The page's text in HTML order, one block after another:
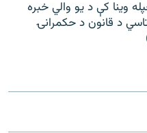
وينا کې د يو والي خبره
د قانون د حکمرانۍ